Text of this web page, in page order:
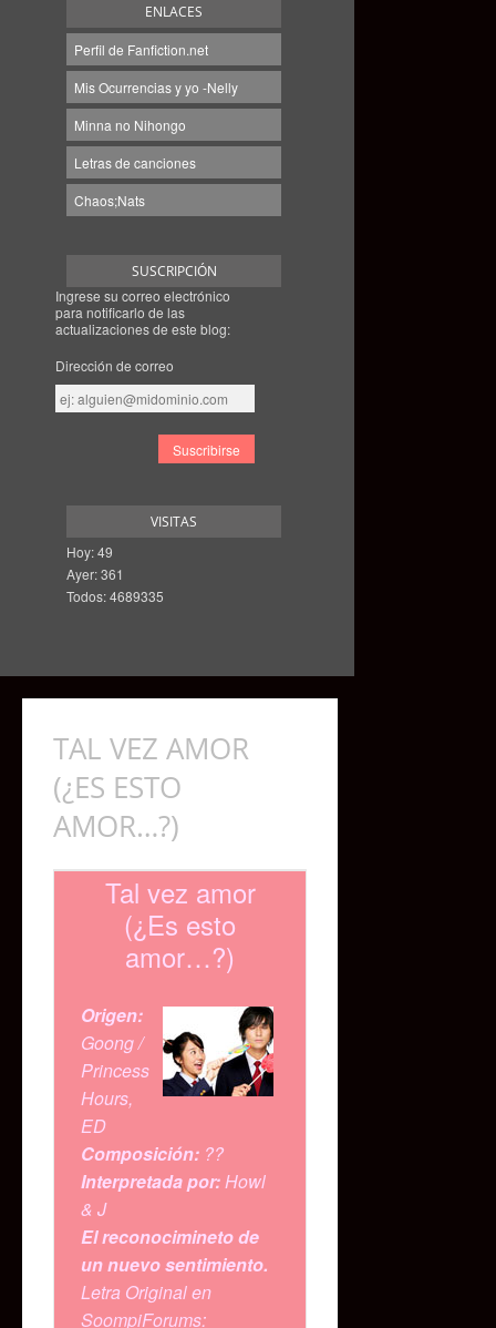
ENLACES
Perfil de Fanfiction.net
Mis Ocurrencias y yo -Nelly
Minna no Nihongo
Letras de canciones
Chaos;Nats
SUSCRIPCIÓN
Ingrese su correo electrónico
para notificarlo de las
actualizaciones de este blog:
Dirección de correo
Dirección
de
VISITAS
Hoy: 49
Ayer: 361
Todos: 4689335
TAL VEZ AMOR
(¿ES ESTO
AMOR…?)
Tal vez amor
(¿Es esto
amor…?)
Origen:
Goong /
Princess
Hours,
ED
Composición: ??
Interpretada por: Howl
& J
El reconocimineto de
un nuevo sentimiento.
Letra Original en
SoompiForums: